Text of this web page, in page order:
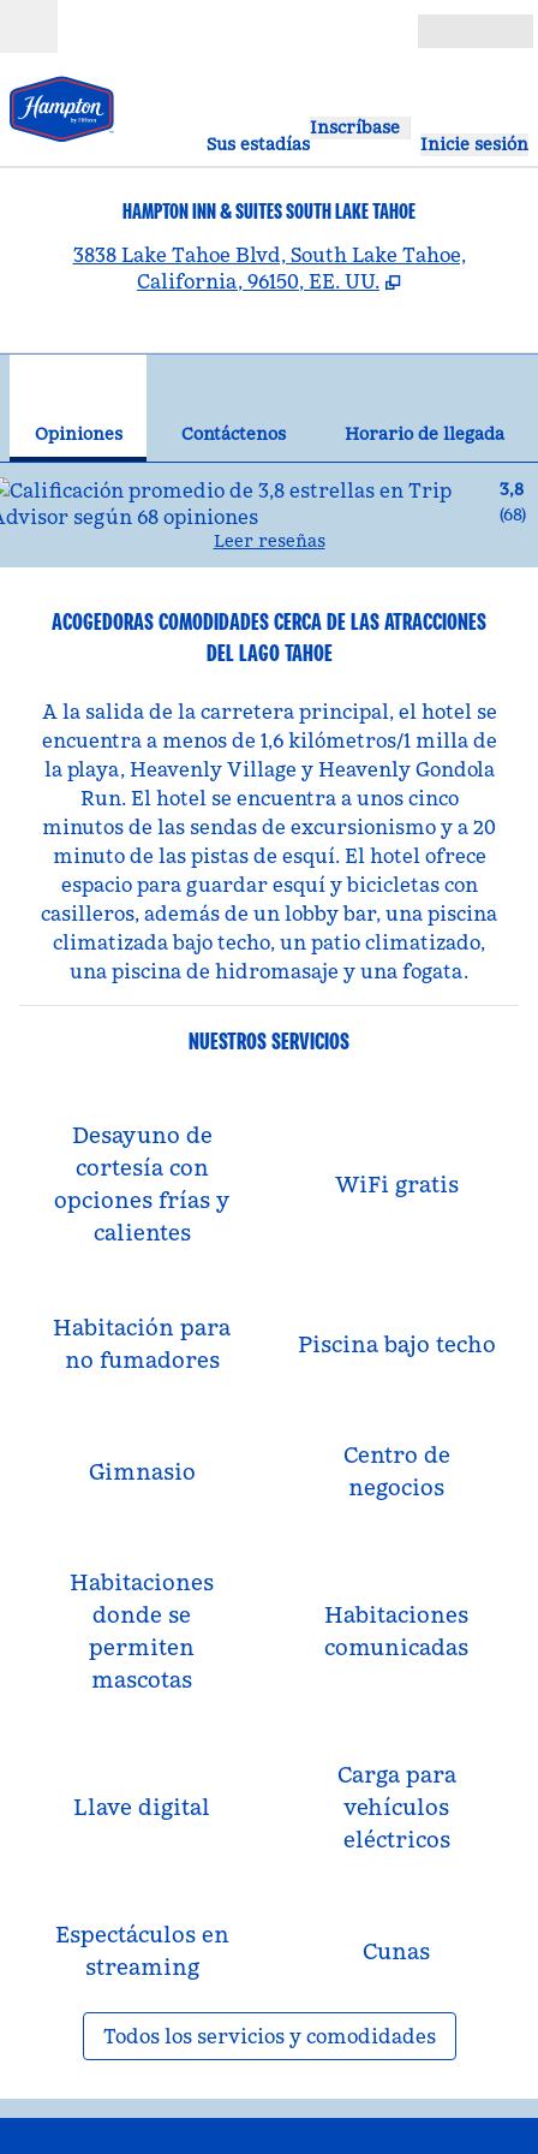
Sus estadías
Inscríbase
Inicie sesión
HAMPTON INN & SUITES SOUTH LAKE TAHOE
3838 Lake Tahoe Blvd, South Lake Tahoe,
California, 96150, EE. UU.
Opiniones Contáctenos
Horario de llegada
3,8
(68)
Leer reseñas
ACOGEDORAS COMODIDADES CERCA DE LAS ATRACCIONES
DEL LAGO TAHOE
A la salida de la carretera principal, el hotel se
encuentra a menos de 1,6 kilómetros/1 milla de
la playa, Heavenly Village y Heavenly Gondola
Run. El hotel se encuentra a unos cinco
minutos de las sendas de excursionismo y a 20
minuto de las pistas de esquí. El hotel ofrece
espacio para guardar esquí y bicicletas con
casilleros, además de un lobby bar, una piscina
climatizada bajo techo, un patio climatizado,
una piscina de hidromasaje y una fogata.
NUESTROS SERVICIOS
Desayuno de
cortesía con
opciones frías y
calientes
WiFi gratis
Habitación para
no fumadores
Piscina bajo techo
Gimnasio
Centro de
negocios
Habitaciones
donde se
permiten
mascotas
Habitaciones
comunicadas
Llave digital
Carga para
vehículos
eléctricos
Espectáculos en
streaming
Cunas
Todos los servicios y comodidades